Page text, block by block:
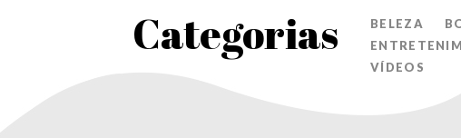
Categorias BELEZA
VÍDEOS